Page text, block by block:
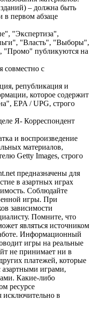
– должна быть
в первом абзаце
"Экспертиза",
"Власть", "Выборы",
"Промо" публикуются на
совместно с
републикация и
которое содержит
EPA / UPG, строго
Я- Корреспондент
и воспроизведение
материалов,
Getty Images, строго
предназначены для
в азартных играх
Соблюдайте
игры. При
зависимости
Помните, что
являться источником
Информационный
игры на реальные
не принимает ни в
платежей, которые
азартными играми,
Какие-либо
ресурсе
исключительно в